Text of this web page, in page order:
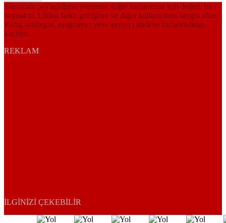
Sitemizde paylaştığınız yorumlar, diğer kullanıcılar için değerli bir
kaynaktır. Lütfen farklı görüşlere ve diğer kullanıcılara saygılı olun.
Kaba, saldırgan, aşağılayıcı veya ayrımcı ifadeler kullanmaktan
kaçının.
REKLAM
İLGINIZI ÇEKEBILIR